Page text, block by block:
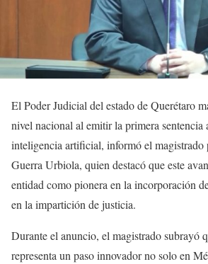
El Poder Judicial del estado de Querétaro
nivel nacional al emitir la primera sentencia
inteligencia artificial, informó el magistrado
Guerra Urbiola, quien destacó que este
entidad como pionera en la incorporación
en la impartición de justicia.
Durante el anuncio, el magistrado subrayó
representa un paso innovador no solo en